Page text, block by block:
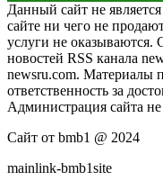
Данный сайт не
сайте ни чего не
услуги не оказываются.
новостей RSS канала
newsru.com. Материалы
ответственность за
Администрация сайта не
Сайт от bmb1 @ 2024
mainlink-bmb1site